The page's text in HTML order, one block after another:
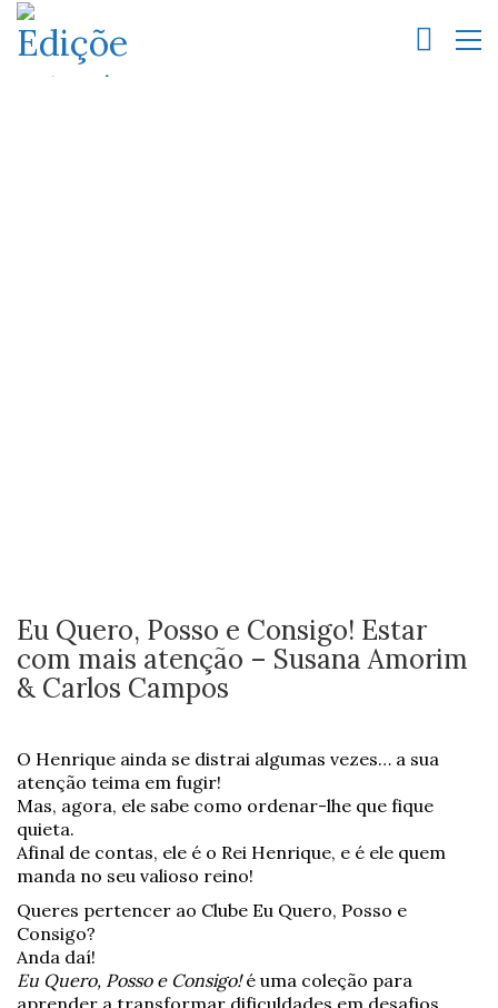
Eu Quero, Posso e Consigo! Estar
com mais atenção – Susana Amorim
& Carlos Campos
O Henrique ainda se distrai algumas vezes… a sua
atenção teima em fugir!
Mas, agora, ele sabe como ordenar-lhe que fique
quieta.
Afinal de contas, ele é o Rei Henrique, e é ele quem
manda no seu valioso reino!
Queres pertencer ao Clube Eu Quero, Posso e
Consigo?
Anda daí!
Eu Quero, Posso e Consigo!é uma coleção para
aprender a transformar dificuldades em desafios,